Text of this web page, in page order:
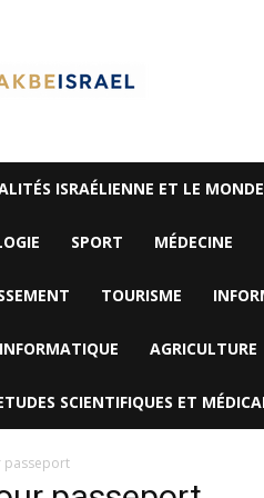
ISRAÉLIENNE ET LE
SPORT MÉDECINE
TOURISME
AGRICULTURE
SCIENTIFIQUES ET
passeport